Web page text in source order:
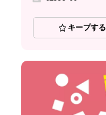
キープする